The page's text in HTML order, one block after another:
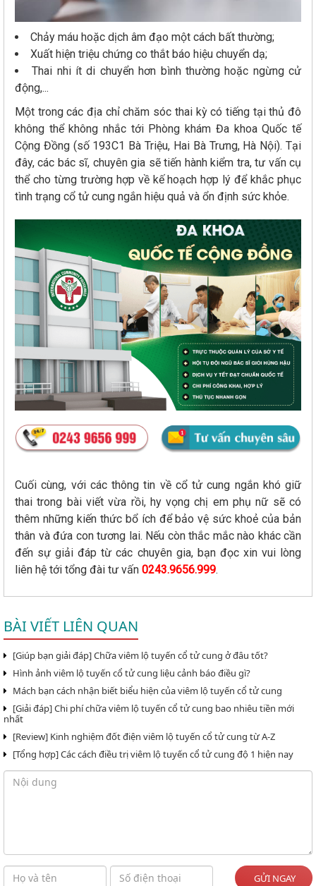
Chảy máu hoặc dịch âm đạo một cách bất thường;
Xuất hiện triệu chứng co thắt báo hiệu chuyển dạ;
Thai nhi ít di chuyển hơn bình thường hoặc ngừng cử
động,...
Một trong các địa chỉ chăm sóc thai kỳ có tiếng tại thủ đô
không thể không nhắc tới Phòng khám Đa khoa Quốc tế
Cộng Đồng (số 193C1 Bà Triệu, Hai Bà Trưng, Hà Nội). Tại
đây, các bác sĩ, chuyên gia sẽ tiến hành kiểm tra, tư vấn cụ
thể cho từng trường hợp về kế hoạch hợp lý để khắc phục
tình trạng cổ tử cung ngắn hiệu quả và ổn định sức khỏe.
Cuối cùng, với các thông tin về cổ tử cung ngắn khó giữ
thai trong bài viết vừa rồi, hy vọng chị em phụ nữ sẽ có
thêm những kiến thức bổ ích để bảo vệ sức khoẻ của bản
thân và đứa con tương lai. Nếu còn thắc mắc nào khác cần
đến sự giải đáp từ các chuyên gia, bạn đọc xin vui lòng
liên hệ tới tổng đài tư vấn 0243.9656.999.
BÀI VIẾT LIÊN QUAN
[Giúp bạn giải đáp] Chữa viêm lộ tuyến cổ tử cung ở đâu tốt?
Hình ảnh viêm lộ tuyến cổ tử cung liệu cảnh báo điều gì?
Mách bạn cách nhận biết biểu hiện của viêm lộ tuyến cổ tử cung
[Giải đáp] Chi phí chữa viêm lộ tuyến cổ tử cung bao nhiêu tiền mới
nhất
[Review] Kinh nghiệm đốt điện viêm lộ tuyến cổ tử cung từ A-Z
[Tổng hợp] Các cách điều trị viêm lộ tuyến cổ tử cung độ 1 hiện nay
GỬI NGAY